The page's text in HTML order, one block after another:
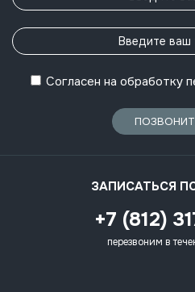
Согласен на обработку
ЗАПИСАТЬСЯ
+7 (812)
перезвоним в